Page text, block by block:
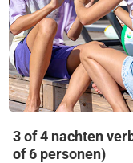
3 of 4 nachten
of 6 personen)